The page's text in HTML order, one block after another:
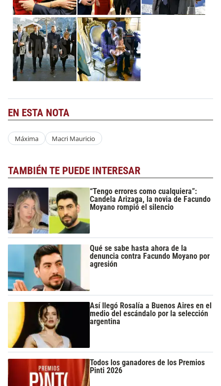
EN ESTA NOTA
Máxima Macri Mauricio
TAMBIÉN TE PUEDE INTERESAR
“Tengo errores como cualquiera”:
Candela Arizaga, la novia de Facundo
Moyano rompió el silencio
Qué se sabe hasta ahora de la
denuncia contra Facundo Moyano por
agresión
Así llegó Rosalía a Buenos Aires en el
medio del escándalo por la selección
argentina
Todos los ganadores de los Premios
Pinti 2026